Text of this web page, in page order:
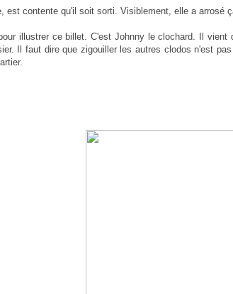
est contente qu'il soit sorti. Visiblement, elle a arrosé
illustrer ce billet. C'est Johnny le clochard. Il
Il faut dire que zigouiller les autres clodos n'est